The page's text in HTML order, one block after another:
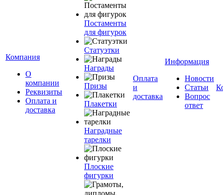
Компания
О
компании
Реквизиты
Оплата и
доставка
Постаменты
для фигурок
Статуэтки
Награды
Призы
Плакетки
Наградные
тарелки
Плоские
фигурки
Оплата
и
доставка
Информация
Новости
Статьи
Вопрос
ответ